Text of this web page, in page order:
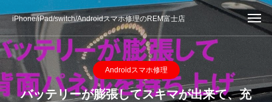
iPhone/iPad/switch/Androidスマホ修理のREM富士店
Androidスマホ修理
バッテリーが膨張してスキマが出来て、充